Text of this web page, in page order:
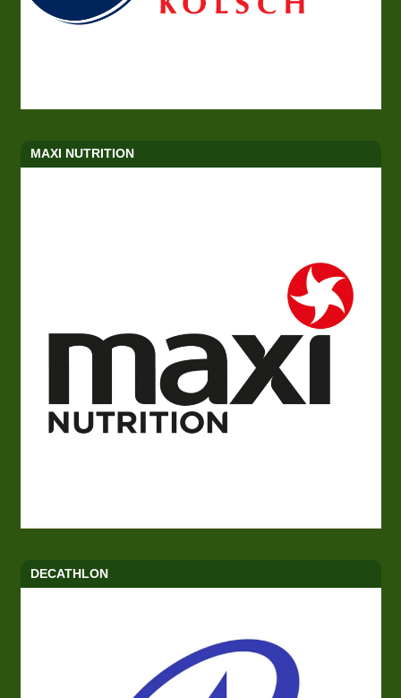
MAXI NUTRITION
DECATHLON